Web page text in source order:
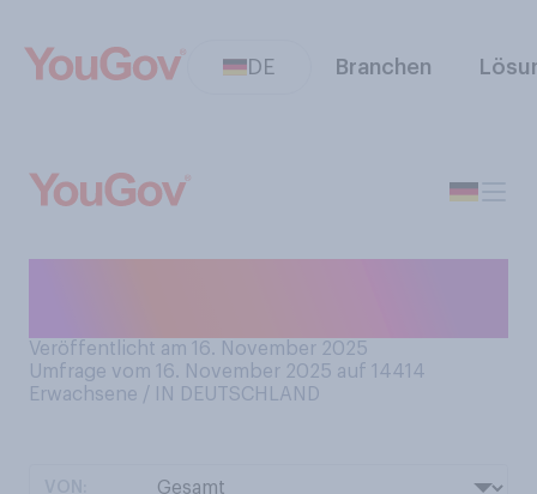
DE Branchen
Veröffentlicht am 16. November 2025
Umfrage vom 16. November 2025 auf 14414
Erwachsene / IN DEUTSCHLAND